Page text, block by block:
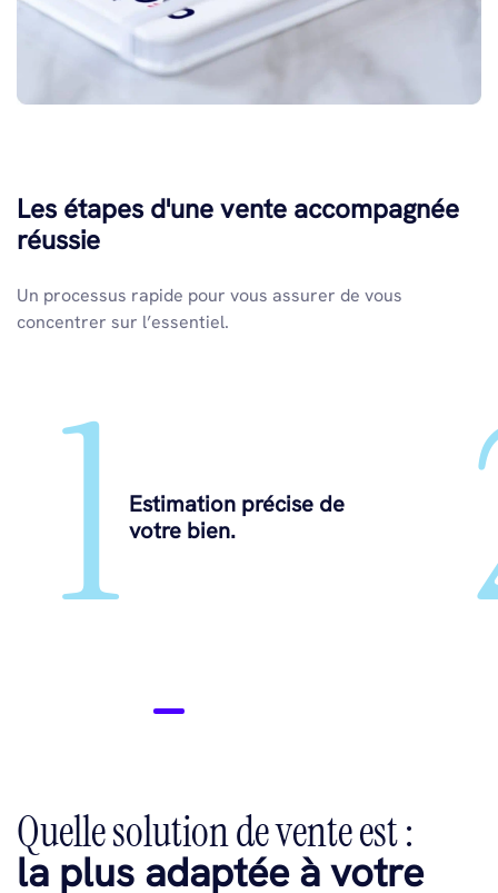
Les étapes d'une vente accompagnée
réussie
Un processus rapide pour vous assurer de vous
concentrer sur l’essentiel.
1 Estimation précise de
votre bien.
Quelle solution de vente est :
la plus adaptée à votre